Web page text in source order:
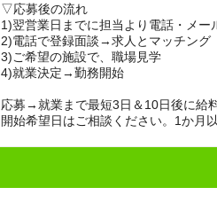
▽応募後の流れ
1)翌営業日までに担当より電話・メー
2)電話で登録面談→求人とマッチング
3)ご希望の施設で、職場見学
4)就業決定→勤務開始
応募→就業まで最短3日＆10日後に給
開始希望日はご相談ください。1か月